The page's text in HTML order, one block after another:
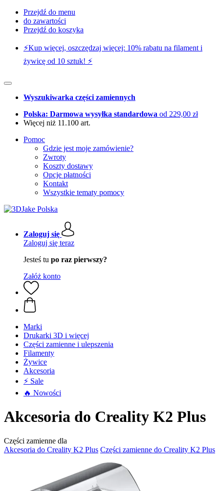
Przejdź do menu
do zawartości
Przejdź do koszyka
⚡️Kup więcej, oszczędzaj więcej: 10% rabatu na filament i
żywicę od 10 sztuk! ⚡️
Wyszukiwarka części zamiennych
Polska: Darmowa wysyłka standardowa od 229,00 zł
Więcej niż 11.100 art.
Pomoc
Gdzie jest moje zamówienie?
Zwroty
Koszty dostawy
Opcje płatności
Kontakt
Wszystkie tematy pomocy
Zaloguj się
Zaloguj się teraz
Jesteś tu po raz pierwszy?
Załóż konto
Marki
Drukarki 3D i więcej
Części zamienne i ulepszenia
Filamenty
Żywice
Akcesoria
⚡ Sale
🔥 Nowości
Akcesoria do Creality K2 Plus
Części zamienne dla
Akcesoria do Creality K2 Plus Części zamienne do Creality K2 Plus